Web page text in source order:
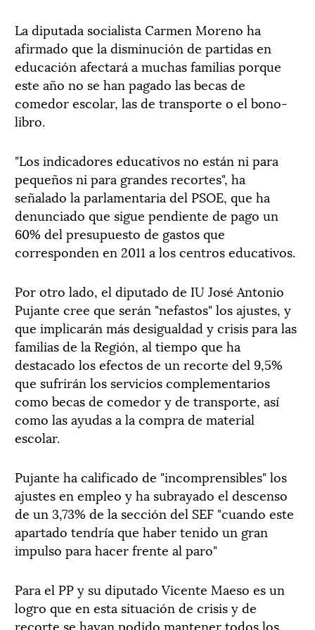
La diputada socialista Carmen Moreno ha
afirmado que la disminución de partidas en
educación afectará a muchas familias porque
este año no se han pagado las becas de
comedor escolar, las de transporte o el bono-
libro.
"Los indicadores educativos no están ni para
pequeños ni para grandes recortes", ha
señalado la parlamentaria del PSOE, que ha
denunciado que sigue pendiente de pago un
60% del presupuesto de gastos que
corresponden en 2011 a los centros educativos.
Por otro lado, el diputado de IU José Antonio
Pujante cree que serán "nefastos" los ajustes, y
que implicarán más desigualdad y crisis para las
familias de la Región, al tiempo que ha
destacado los efectos de un recorte del 9,5%
que sufrirán los servicios complementarios
como becas de comedor y de transporte, así
como las ayudas a la compra de material
escolar.
Pujante ha calificado de "incomprensibles" los
ajustes en empleo y ha subrayado el descenso
de un 3,73% de la sección del SEF "cuando este
apartado tendría que haber tenido un gran
impulso para hacer frente al paro"
Para el PP y su diputado Vicente Maeso es un
logro que en esta situación de crisis y de
recorte se hayan podido mantener todos los